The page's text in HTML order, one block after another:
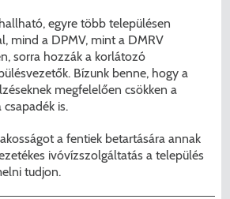
támogatást nyert az
vonatkozásában.
egyre több településen
mind a DPMV, mint a DMRV
sorra hozzák a korlátozó
Bízunk benne, hogy a
megfelelően csökken a
csapadék is.
a fentiek betartására annak
ivóvízszolgáltatás a település
tudjon.